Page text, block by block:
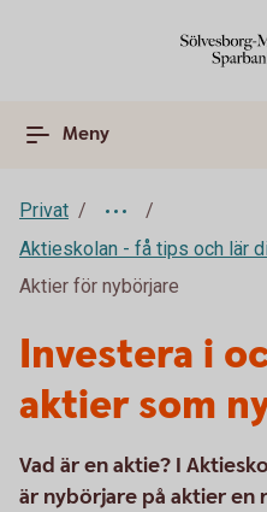
Meny
Privat
Aktieskolan - få tips och lär
Aktier för nybörjare
Investera i
aktier som
Vad är en aktie? I
är nybörjare på aktier en